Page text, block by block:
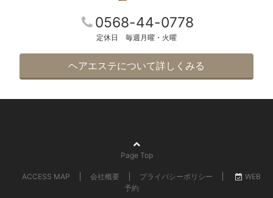
0568-44-0778
定休日 毎週月曜・火曜
ヘアエステについて詳しくみる
Page Top
ACCESS MAP 会社概要 プライバシーポリシー
WEB
予約